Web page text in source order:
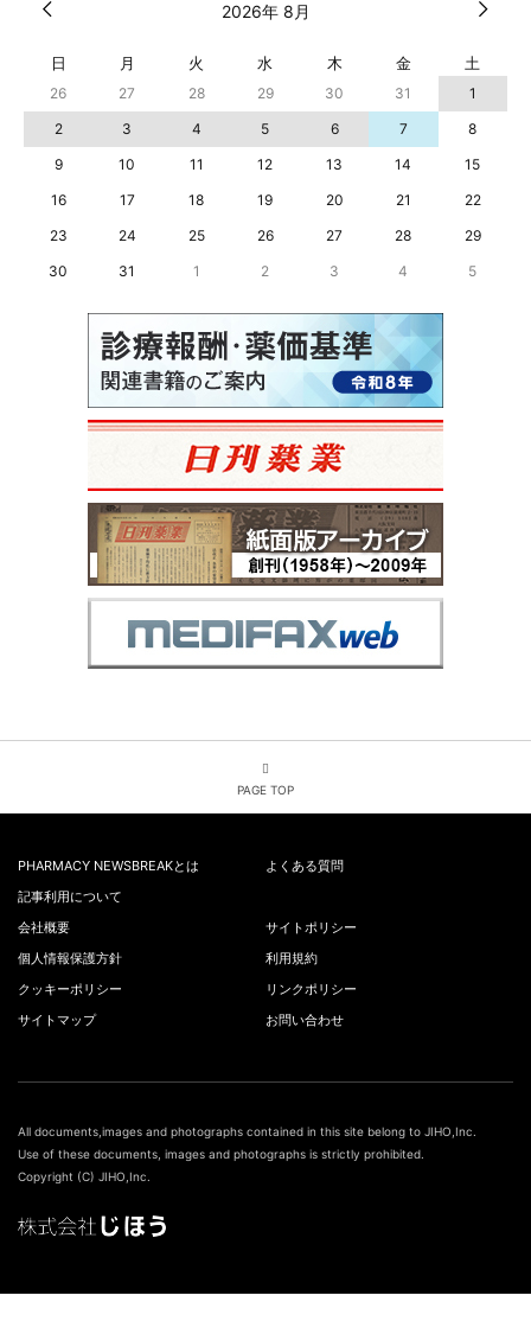
2026年 8月
日 月 火 水 木 金 土
26 27 28 29 30 31
1
2
3 4 5 6 7
8
9
10 11 12 13 14
15
16
17 18 19 20 21
22
23
24 25 26 27 28
29
30
31 1 2 3 4 5
PAGE TOP
PHARMACY NEWSBREAKとは
よくある質問
記事利用について
会社概要
サイトポリシー
個人情報保護方針
利用規約
クッキーポリシー
リンクポリシー
サイトマップ
お問い合わせ
All documents,images and photographs contained in this site belong to JIHO,Inc.
Use of these documents, images and photographs is strictly prohibited.
Copyright (C) JIHO,Inc.